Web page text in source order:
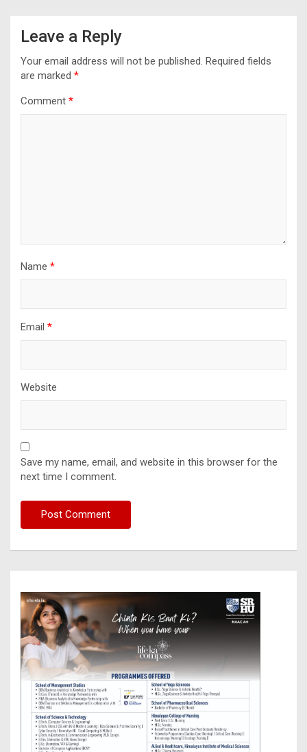
Leave a Reply
Your email address will not be published. Required fields
are marked *
Comment *
Name *
Email *
Website
Save my name, email, and website in this browser for the
next time I comment.